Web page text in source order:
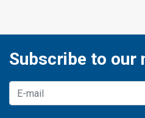
Subscribe to our